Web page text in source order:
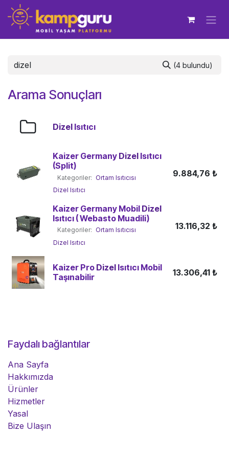
İçereği Atla
(4 bulundu)
Arama Sonuçları
Dizel Isıtıcı
Kaizer Germany Dizel Isıtıcı
(Split)
Kategoriler: Ortam Isıtıcısı
Dizel Isıtıcı
9.884,76 ₺
Kaizer Germany Mobil Dizel
Isıtıcı ( Webasto Muadili)
Kategoriler: Ortam Isıtıcısı
Dizel Isıtıcı
13.116,32 ₺
Kaizer Pro Dizel Isıtıcı Mobil
Taşınabilir
13.306,41 ₺
Faydalı bağlantılar
Ana Sayfa
Hakkımızda
Ürünler
Hizmetler
Yasal
Bize Ulaşın